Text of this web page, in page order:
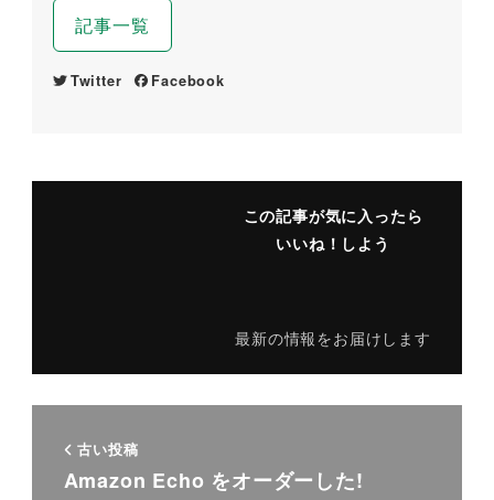
記事一覧
Twitter Facebook
この記事が気に入ったら
いいね！しよう
最新の情報をお届けします
古い投稿
Amazon Echo をオーダーした!